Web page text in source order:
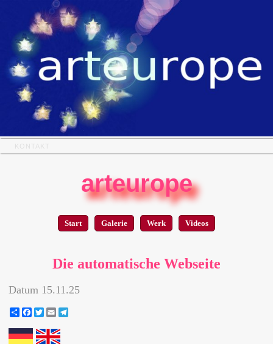
KONTAKT
arteurope
Start Galerie Werk Videos
Die automatische Webseite
Datum 15.11.25
ShareFacebook
Twitter
Email